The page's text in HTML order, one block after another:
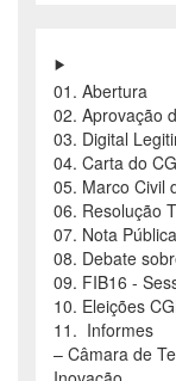
01. Abertura
02. Aprovação
03. Digital
04. Carta do
05. Marco Civil
06. Resolução
07. Nota
08. Debate
09. FIB16 -
10. Eleições
11. Informes
– Câmara de